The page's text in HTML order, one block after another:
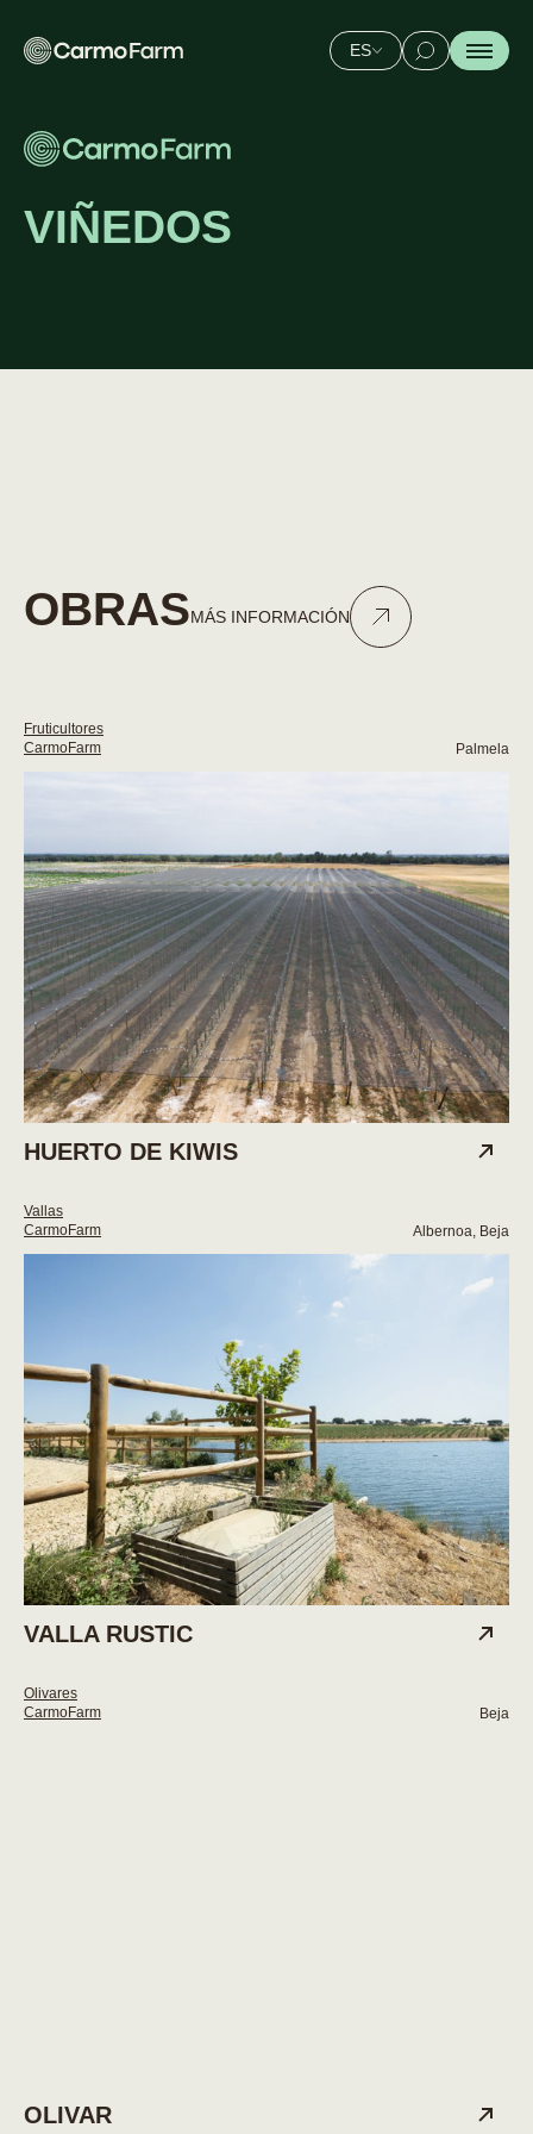
ES
VIÑEDOS
OBRASMÁS INFORMACIÓN
Fruticultores
CarmoFarm
Palmela
HUERTO DE KIWIS
Vallas
CarmoFarm
Albernoa, Beja
VALLA RUSTIC
Olivares
CarmoFarm
Beja
OLIVAR